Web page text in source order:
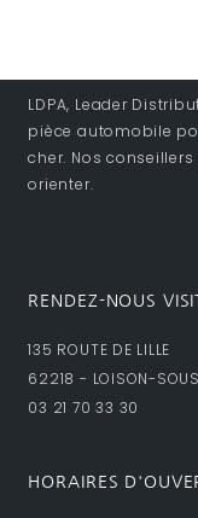
LDPA, Leader
pièce automobile
cher. Nos
orienter.
RENDEZ-NOUS
135 ROUTE DE LILLE
62218 - LOISON-
03 21 70 33 30
HORAIRES